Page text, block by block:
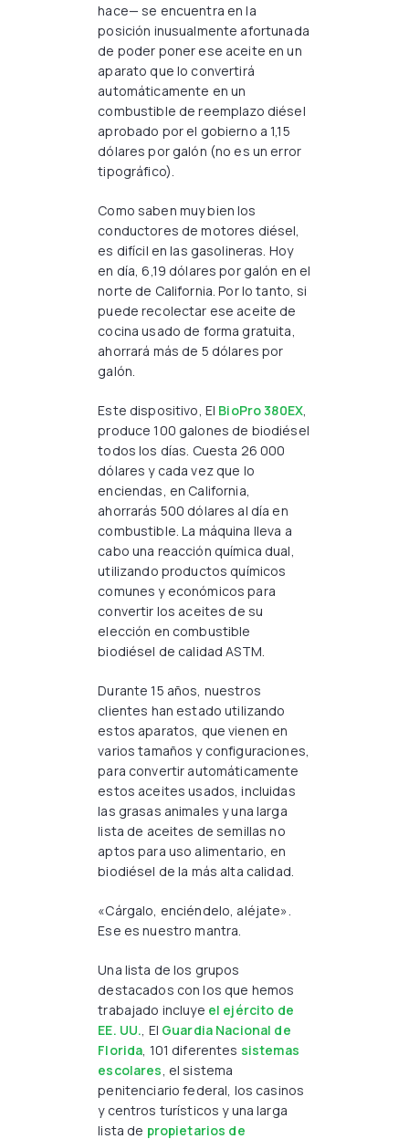
hace— se encuentra en la
posición inusualmente afortunada
de poder poner ese aceite en un
aparato que lo convertirá
automáticamente en un
combustible de reemplazo diésel
aprobado por el gobierno a 1,15
dólares por galón (no es un error
tipográfico).
Como saben muy bien los
conductores de motores diésel,
es difícil en las gasolineras. Hoy
en día, 6,19 dólares por galón en el
norte de California. Por lo tanto, si
puede recolectar ese aceite de
cocina usado de forma gratuita,
ahorrará más de 5 dólares por
galón.
Este dispositivo, El BioPro 380EX,
produce 100 galones de biodiésel
todos los días. Cuesta 26 000
dólares y cada vez que lo
enciendas, en California,
ahorrarás 500 dólares al día en
combustible. La máquina lleva a
cabo una reacción química dual,
utilizando productos químicos
comunes y económicos para
convertir los aceites de su
elección en combustible
biodiésel de calidad ASTM.
Durante 15 años, nuestros
clientes han estado utilizando
estos aparatos, que vienen en
varios tamaños y configuraciones,
para convertir automáticamente
estos aceites usados, incluidas
las grasas animales y una larga
lista de aceites de semillas no
aptos para uso alimentario, en
biodiésel de la más alta calidad.
«Cárgalo, enciéndelo, aléjate».
Ese es nuestro mantra.
Una lista de los grupos
destacados con los que hemos
trabajado incluye el ejército de
EE. UU., El Guardia Nacional de
Florida, 101 diferentes sistemas
escolares, el sistema
penitenciario federal, los casinos
y centros turísticos y una larga
lista de propietarios de